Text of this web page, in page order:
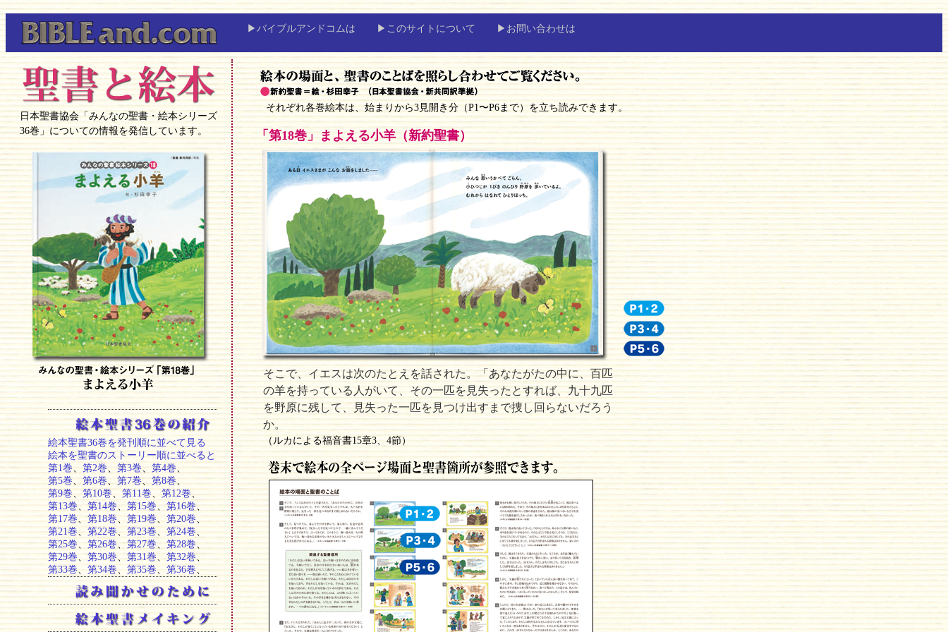
▶バイブルアンドコムは ▶このサイトについて ▶お問い合わせは
日本聖書協会「みんなの聖書・絵本シリーズ
36巻」についての情報を発信しています。
絵本聖書36巻を発刊順に並べて見る
絵本を聖書のストーリー順に並べると
第1巻 、第2巻 第3巻 第4巻
第5巻、第6巻、 第7巻、第8巻 、
第9巻、第10巻、 第11巻、 第12巻、
第13巻、 第14巻 第15巻 、第16巻、
第17巻、第18巻 、第19巻、第20巻、
第21巻
第22巻 第23巻 第24巻
第25巻、 第26巻 、第27巻、第28巻、
第29巻、第30巻、第31巻 第32巻、
第33巻、 第34巻 第35巻 第36巻 、
それぞれ各巻絵本は、始まりから3見開き分（P1〜P6まで）を立ち読みできます。
「第18巻」まよえる小羊（新約聖書）
そこで、イエスは次のたとえを話された。「あなたがたの中に、百匹
の羊を持っている人がいて、その一匹を見失ったとすれば、九十九匹
を野原に残して、見失った一匹を見つけ出すまで捜し回らないだろう
か。
（ルカによる福音書15章3、4節）